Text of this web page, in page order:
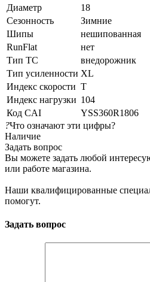
Диаметр
18
Сезонность
Зимние
Шипы
нешипованная
RunFlat
нет
Тип ТС
внедорожник
Тип усиленности XL
Индекс скорости T
Индекс нагрузки 104
Код CAI
YSS360R1806
?Что означают эти цифры?
Наличие
Задать вопрос
Вы можете задать любой
или работе магазина.
Наши квалифицированные
помогут.
Задать вопрос